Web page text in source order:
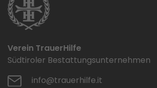
Verein TrauerHilfe
Südtiroler Bestattungsunternehmen
info@trauerhilfe.it